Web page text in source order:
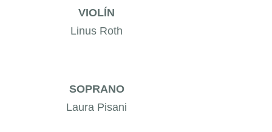
VIOLÍN
Linus Roth
SOPRANO
Laura Pisani